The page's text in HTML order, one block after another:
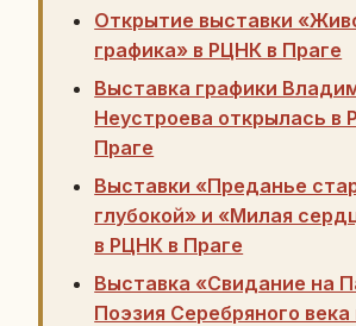
Открытие выставки
графика» в РЦНК в Праге
Выставка графики
Неустроева открылась в
Праге
Выставки «Преданье
глубокой» и «Милая
в РЦНК в Праге
Выставка «Свидание на
Поэзия Серебряного века